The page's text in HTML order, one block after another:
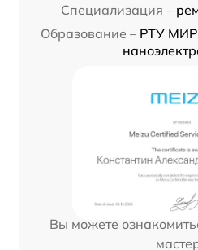
Специализация –
Образование – РТУ
Вы можете